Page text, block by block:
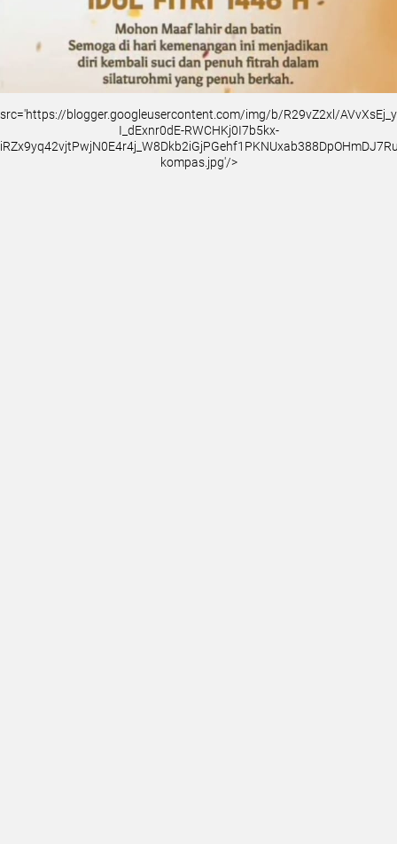
src='https://blogger.googleusercontent.com/img/b/R29vZ2xl/
I_dExnr0dE-RWCHKj0I7b5kx-
kompas.jpg'/>